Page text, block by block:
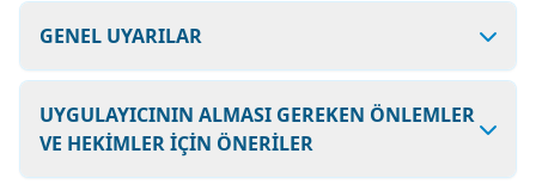
GENEL UYARILAR
UYGULAYICININ ALMASI GEREKEN ÖNLEMLER
VE HEKİMLER İÇİN ÖNERİLER